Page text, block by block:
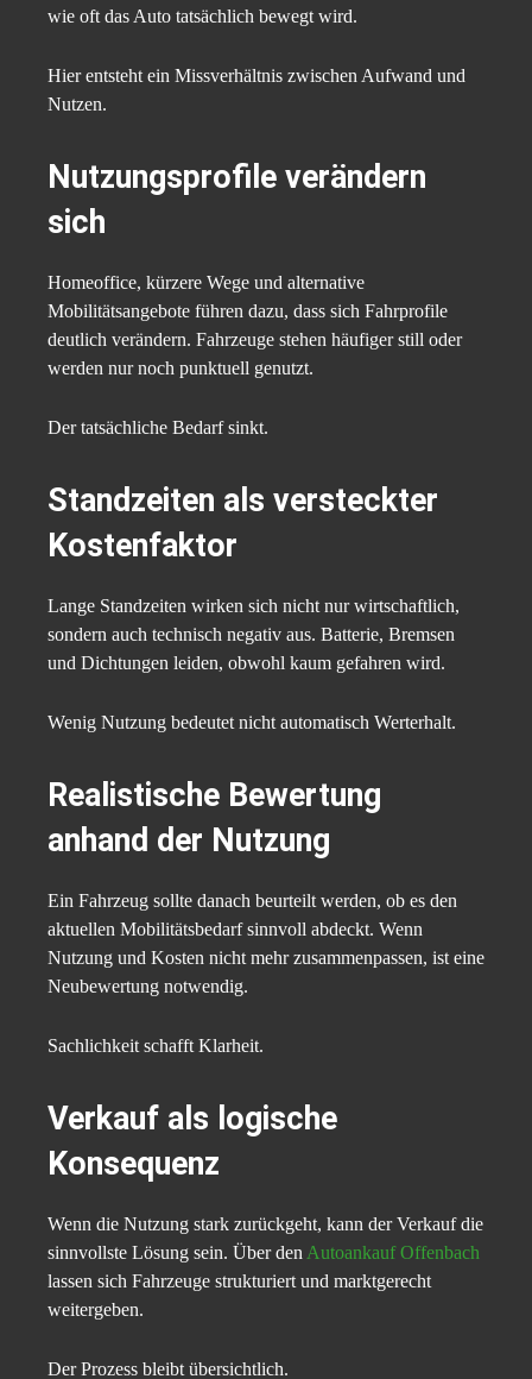
wie oft das Auto tatsächlich bewegt wird.
Hier entsteht ein Missverhältnis zwischen Aufwand und
Nutzen.
Nutzungsprofile verändern
sich
Homeoffice, kürzere Wege und alternative
Mobilitätsangebote führen dazu, dass sich Fahrprofile
deutlich verändern. Fahrzeuge stehen häufiger still oder
werden nur noch punktuell genutzt.
Der tatsächliche Bedarf sinkt.
Standzeiten als versteckter
Kostenfaktor
Lange Standzeiten wirken sich nicht nur wirtschaftlich,
sondern auch technisch negativ aus. Batterie, Bremsen
und Dichtungen leiden, obwohl kaum gefahren wird.
Wenig Nutzung bedeutet nicht automatisch Werterhalt.
Realistische Bewertung
anhand der Nutzung
Ein Fahrzeug sollte danach beurteilt werden, ob es den
aktuellen Mobilitätsbedarf sinnvoll abdeckt. Wenn
Nutzung und Kosten nicht mehr zusammenpassen, ist eine
Neubewertung notwendig.
Sachlichkeit schafft Klarheit.
Verkauf als logische
Konsequenz
Wenn die Nutzung stark zurückgeht, kann der Verkauf die
sinnvollste Lösung sein. Über den Autoankauf Offenbach
lassen sich Fahrzeuge strukturiert und marktgerecht
weitergeben.
Der Prozess bleibt übersichtlich.